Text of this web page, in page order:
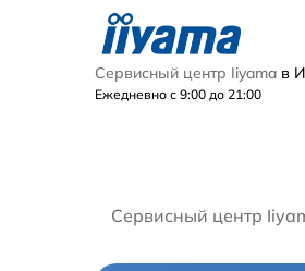
Сервисный центр Iiyama в
Ежедневно с 9:00 до 21:00
Сервисный центр